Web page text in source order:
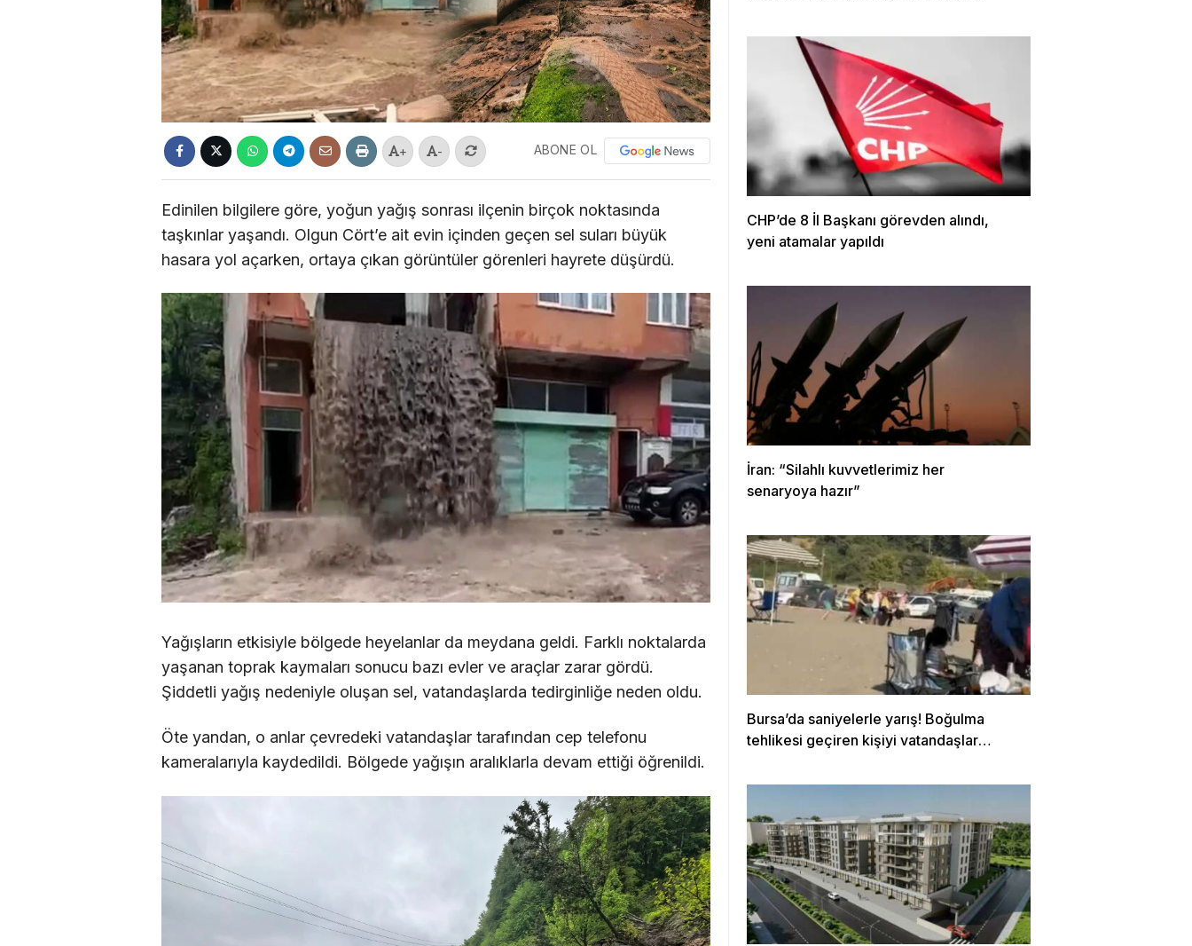
+ - ABONE OL
Edinilen bilgilere göre, yoğun yağış sonrası ilçenin birçok noktasında
taşkınlar yaşandı. Olgun Cört’e ait evin içinden geçen sel suları büyük
hasara yol açarken, ortaya çıkan görüntüler görenleri hayrete düşürdü.
Yağışların etkisiyle bölgede heyelanlar da meydana geldi. Farklı noktalarda
yaşanan toprak kaymaları sonucu bazı evler ve araçlar zarar gördü.
Şiddetli yağış nedeniyle oluşan sel, vatandaşlarda tedirginliğe neden oldu.
Öte yandan, o anlar çevredeki vatandaşlar tarafından cep telefonu
kameralarıyla kaydedildi. Bölgede yağışın aralıklarla devam ettiği öğrenildi.
CHP’de 8 İl Başkanı görevden alındı,
yeni atamalar yapıldı
İran: “Silahlı kuvvetlerimiz her
senaryoya hazır”
Bursa’da saniyelerle yarış! Boğulma
tehlikesi geçiren kişiyi vatandaşlar